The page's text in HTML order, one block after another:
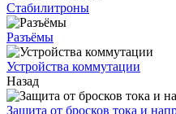
Стабилитроны
Разъёмы
Устройства коммутации
Назад
Защита от бросков тока и